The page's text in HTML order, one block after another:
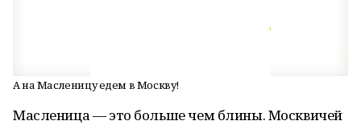
А на Масленицу едем в Москву!
Масленица — это больше чем блины. Москвичей